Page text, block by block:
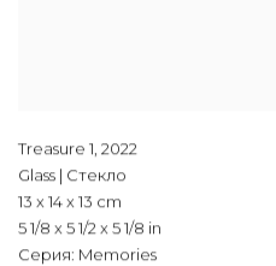
Treasure 1, 2022
Glass | Стекло
13 x 14 x 13 cm
5 1/8 x 5 1/2 x 5 1/8 in
Серия: Memories